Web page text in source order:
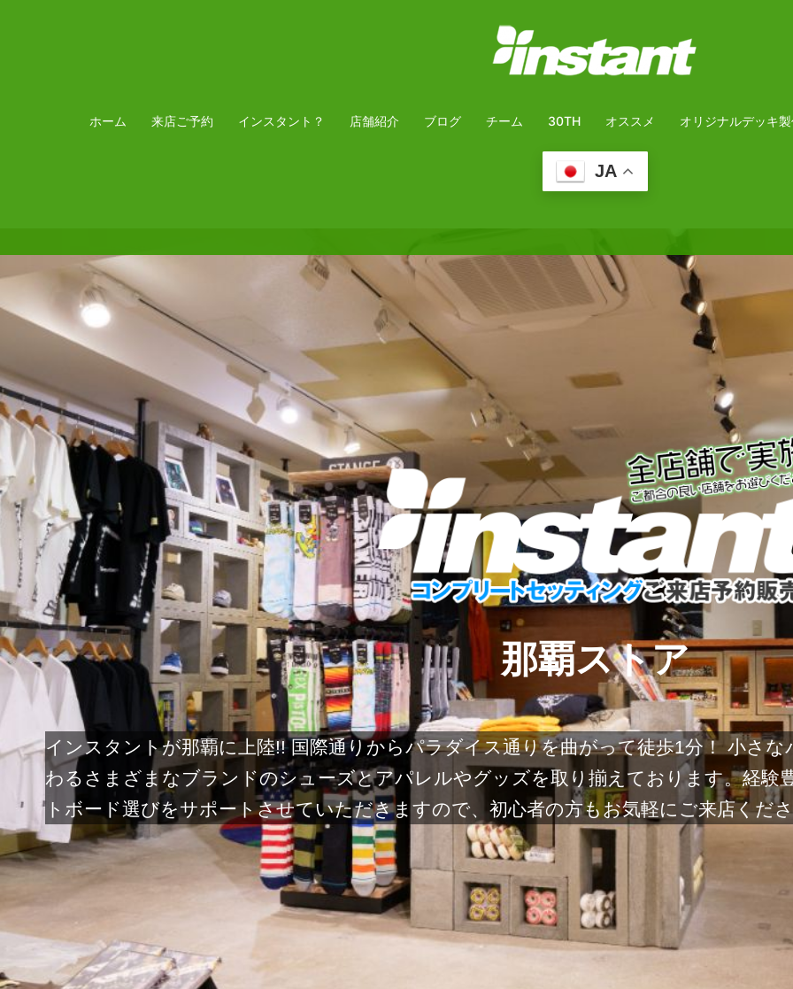
ホーム 来店ご予約 インスタント？ 店舗紹介 ブログ チーム 30TH オススメ オリジナルデッキ
JA
那覇ストア
インスタントが那覇に上陸!! 国際通りからパラダイス通りを曲がって徒歩1分！ 小さ
わるさまざまなブランドのシューズとアパレルやグッズを取り揃えております。経験
トボード選びをサポートさせていただきますので、初心者の方もお気軽にご来店くだ